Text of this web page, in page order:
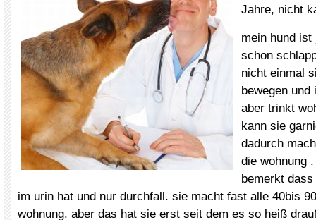
Jahre, nicht
mein hund
schon
nicht einmal
bewegen
aber trinkt
kann sie
dadurch
die wohnung
bemerkt
im urin hat und nur durchfall. sie macht fast alle 40bis
wohnung. aber das hat sie erst seit dem es so heiß